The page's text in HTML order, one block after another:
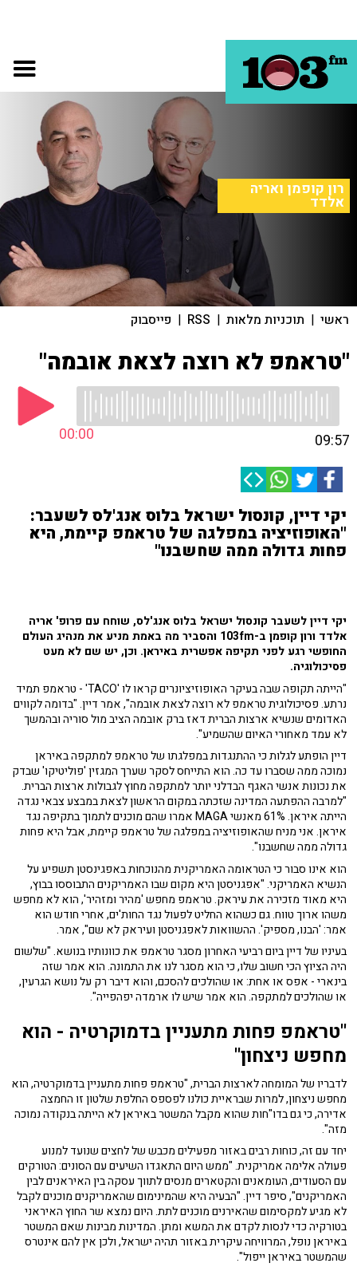
רון קופמן ואריה
אלדד
ראשי | תוכניות מלאות |
RSS
| פייסבוק
"טראמפ לא רוצה לצאת אובמה"
00:00 09:57
יקי דיין, קונסול ישראל בלוס אנג'לס לשעבר:
"האופוזיציה במפלגה של טראמפ קיימת, היא
פחות גדולה ממה שחשבנו"
יקי דיין לשעבר קונסול ישראל בלוס אנג'לס, שוחח עם פרופ' אריה
אלדד ורון קופמן ב-103fm והסביר מה באמת מניע את מנהיג העולם
החופשי רגע לפני תקיפה אפשרית באיראן. וכן, יש שם לא מעט
פסיכולוגיה.
"הייתה תקופה שבה בעיקר האופוזיציונרים קראו לו 'TACO' - טראמפ תמיד
נרתע. פסיכולוגית טראמפ לא רוצה לצאת אובמה", אמר דיין. "בדומה לקווים
האדומים שנשיא ארצות הברית דאז ברק אובמה הציב מול סוריה ובהמשך
לא עמד מאחורי האיום שהשמיע".
דיין הופתע לגלות כי ההתנגדות במפלגתו של טראמפ למתקפה באיראן
נמוכה ממה שסברו עד כה. הוא התייחס לסקר שערך המגזין 'פוליטיקו' שבדק
את נכונות אנשי האגף הבדלני יותר למתקפה מחוץ לגבולות ארצות הברית.
"למרבה ההפתעה המדינה שזכתה במקום הראשון לצאת במבצע צבאי נגדה
הייתה איראן. 61% מאנשי MAGA אמרו שהם מוכנים לתמוך בתקיפה נגד
איראן. אני מניח שהאופוזיציה במפלגה של טראמפ קיימת, אבל היא פחות
גדולה ממה שחשבנו".
הוא אינו סבור כי הטראומה האמריקנית מהנוכחות באפגינסטן תשפיע על
הנשיא האמריקני. "אפגניסטן היא מקום שבו האמריקנים התבוססו בבוץ,
היא מאוד מזכירה את עיראק. טראמפ מחפש 'מהיר ומזהיר', הוא לא מחפש
משהו ארוך טווח. גם כשהוא החליט לפעול נגד החות'ים, אחרי חודש הוא
אמר: 'הבנו, מספיק'. ההשוואות לאפגניסטן ועיראק לא שם", אמר.
בעיניו של דיין ביום רביעי האחרון מסגר טראמפ את כוונותיו בנושא. "שלשום
היה הציוץ הכי חשוב שלו, כי הוא מסגר לנו את התמונה. הוא אמר שזה
בינארי - אפס או אחת: או שהולכים להסכם, והוא דיבר רק על נושא הגרעין,
או שהולכים למתקפה. הוא אמר שיש לו ארמדה יפהפייה".
"טראמפ פחות מתעניין בדמוקרטיה - הוא
מחפש ניצחון"
לדבריו של המומחה לארצות הברית, "טראמפ פחות מתעניין בדמוקרטיה, הוא
מחפש ניצחון, למרות שבראיית כולנו לפספס החלפת שלטון זו החמצה
אדירה, כי גם בדו"חות שהוא מקבל המשטר באיראן לא הייתה בנקודה נמוכה
מזה".
יחד עם זה, כוחות רבים באזור מפעילים מכבש של לחצים שנועד למנוע
פעולה אלימה אמריקנית. "ממש היום התאגדו השיעים עם הסונים: הטורקים
עם הסעודים, העומאנים והקטארים מנסים לתווך עסקה בין האיראנים לבין
האמריקנים", סיפר דיין. "הבעיה היא שהמינימום שהאמריקנים מוכנים לקבל
לא מגיע למקסימום שהאירנים מוכנים לתת. היום נמצא שר החוץ האיראני
בטורקיה כדי לנסות לקדם את המשא ומתן. המדינות מבינות שאם המשטר
באיראן נופל, המרוויחה עיקרית באזור תהיה ישראל, ולכן אין להם אינטרס
שהמשטר באיראן ייפול".